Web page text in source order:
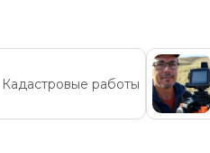
Кадастровые работы